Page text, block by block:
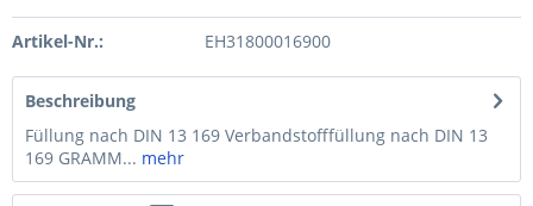
Artikel-Nr.: EH31800016900
Beschreibung
Füllung nach DIN 13 169 Verbandstofffüllung nach DIN 13
169 GRAMM... mehr